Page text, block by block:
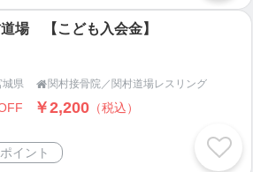
道場 【こども入会金】
城県 関村接骨院／関村道場レスリング
￥2,200 （税込）
イント